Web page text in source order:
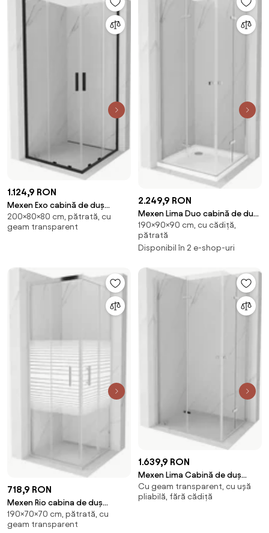
1.124,9 RON
Mexen Exo cabină de duș
pătrată culisantă 80 x 80 cm,
transparentă, neagră - 8111-
200×80×80 cm, pătrată, cu
geam transparent
2.249,9 RON
Mexen Lima Duo cabină de duș
pliabilă 90 x 90 cm,
transparentă, crom + cadă Flat
- 856-090-090-01-02-4010
190×90×90 cm, cu cădiță,
pătrată
Disponibil în 2 e-shop-uri
718,9 RON
Mexen Rio cabina de duș
pătrată 70 x 70 cm, dungi albe,
crom - 860-070-070-01-20
190×70×70 cm, pătrată, cu
geam transparent
1.639,9 RON
Mexen Lima Cabină de duș
pliată Duo 90 x 70 cm,
transparentă, crom - 856-090-
Cu geam transparent, cu ușă
pliabilă, fără cădiță